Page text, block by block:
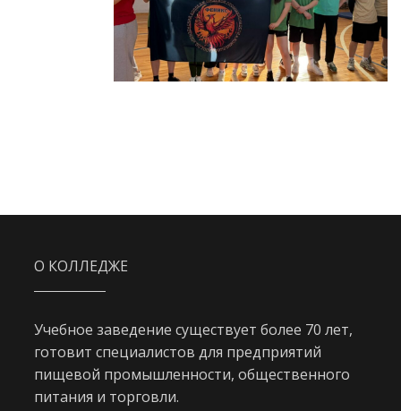
О КОЛЛЕДЖЕ
Учебное заведение существует более 70 лет,
готовит специалистов для предприятий
пищевой промышленности, общественного
питания и торговли.